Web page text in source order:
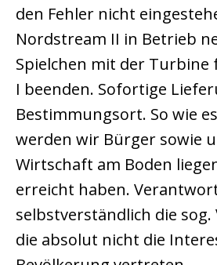
den Fehler nicht
Nordstream II in Betrieb
Spielchen mit der
I beenden. Sofortige
Bestimmungsort. So wie
werden wir Bürger sowie
Wirtschaft am Boden
erreicht haben.
selbstverständlich die
die absolut nicht die